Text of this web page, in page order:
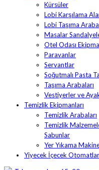
Kürsüler
Lobi Karşılama
Lobi Taşıma
Masalar
Otel Odası
Paravanlar
Servantlar
Soğutmalı Pasta
Taşıma Arabaları
Vestiyerler ve
Temizlik Ekipmanları
Temizlik Arabaları
Temizlik
Sabunlar
Yer Yıkama
Yiyecek İçecek